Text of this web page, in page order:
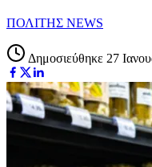
ΠΟΛΙΤΗΣ NEWS
Δημοσιεύθηκε 27